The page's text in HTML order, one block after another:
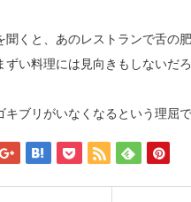
聞くと、あのレストランで舌の
ずい料理には見向きもしないだろ
キブリがいなくなるという理屈で